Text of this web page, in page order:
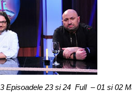
Episoadele 23 si 24 Full – 01 si 02